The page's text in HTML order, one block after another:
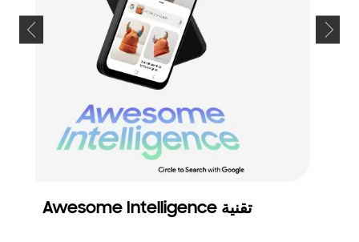
تقنية Awesome Intelligence